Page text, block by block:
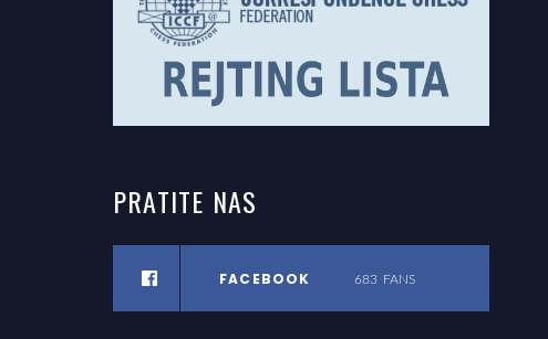
PRATITE NAS
FACEBOOK 683 FANS